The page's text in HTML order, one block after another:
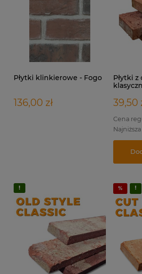
Płytki klinkierowe - Fogo
136,00 zł
Płytki z
39,50
Cena